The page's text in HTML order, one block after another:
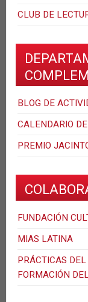
CLUB DE
BLOG DE
CALENDARIO
PREMIO
FUNDACIÓN
MIAS LATINA
PRÁCTICAS
FORMACIÓN